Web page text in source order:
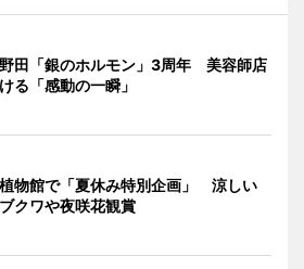
田「銀のホルモン」3周年 美容師店
る「感動の一瞬」
物館で「夏休み特別企画」 涼しい
クワや夜咲花観賞